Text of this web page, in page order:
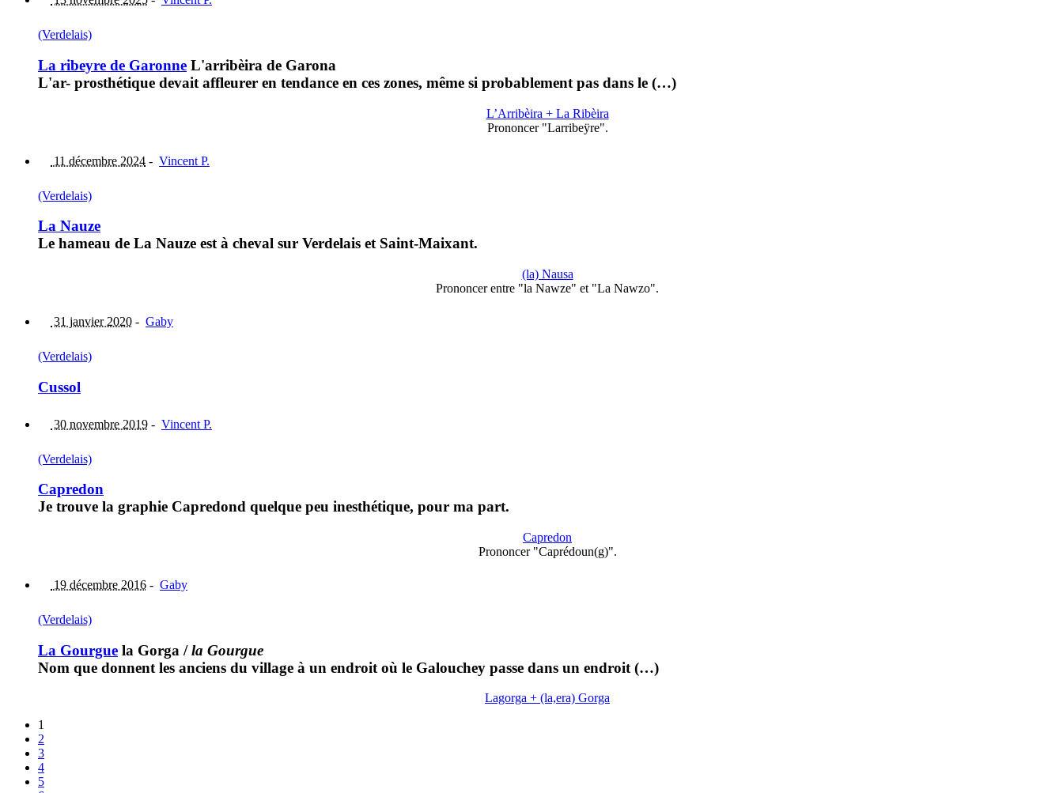
(Verdelais)
La ribeyre de Garonne L'arribèira de Garona
L'ar- prosthétique devait affleurer en tendance en ces zones, même si probablement pas dans le (…)
L’Arribèira + La Ribèira
Prononcer "Larribeÿre".
11 décembre 2024 - Vincent P.
(Verdelais)
La Nauze
Le hameau de La Nauze est à cheval sur Verdelais et Saint-Maixant.
(la) Nausa
Prononcer entre "la Nawze" et "La Nawzo".
31 janvier 2020 - Gaby
(Verdelais)
Cussol
30 novembre 2019 - Vincent P.
(Verdelais)
Capredon
Je trouve la graphie Capredond quelque peu inesthétique, pour ma part.
Capredon
Prononcer "Caprédoun(g)".
19 décembre 2016 - Gaby
(Verdelais)
La Gourgue la Gorga /la Gourgue
Nom que donnent les anciens du village à un endroit où le Galouchey passe dans un endroit (…)
Lagorga + (la,era) Gorga
1
2
3
4
5